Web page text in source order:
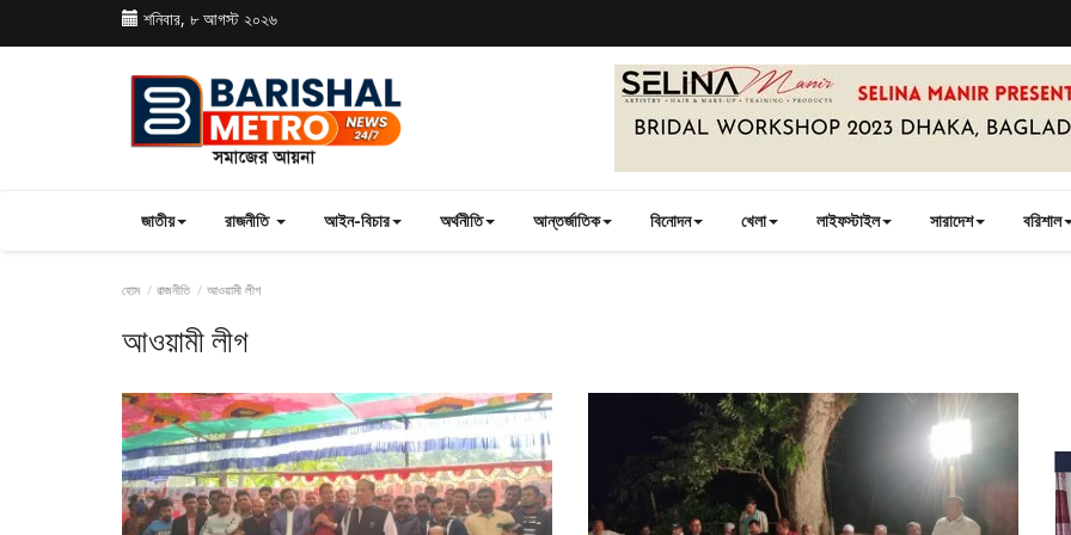
শনিবার, ৮ আগস্ট ২০২৬
জাতীয় রাজনীতি আইন-বিচার অর্থনীতি আন্তর্জাতিক বিনোদন খেলা লাইফস্টাইল সারাদেশ বরিশাল
হোম রাজনীতি আওয়ামী লীগ
আওয়ামী লীগ